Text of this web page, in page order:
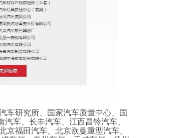
车研究所、国家汽车质量中心、国
车、长丰汽车、江西昌铃汽车、
福田汽车、北京欧曼重型汽车、